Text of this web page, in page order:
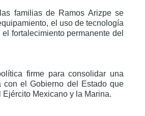
familias de Ramos Arizpe se
el uso de tecnología
fortalecimiento permanente del
firme para consolidar una
con el Gobierno del Estado que
Mexicano y la Marina.